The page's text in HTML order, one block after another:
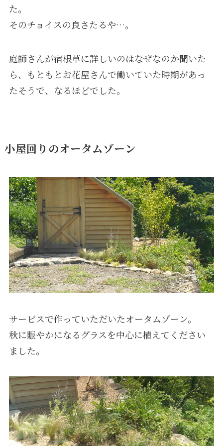
た。
そのチョイスの良さたるや…。
庭師さんが宿根草に詳しいのはなぜなのか聞いた
ら、もともとお花屋さんで働いていた時期があっ
たそうで、なるほどでした。
小屋回りのオータムゾーン
サービスで作っていただいたオータムゾーン。
秋に賑やかになるグラスを中心に植えてください
ました。